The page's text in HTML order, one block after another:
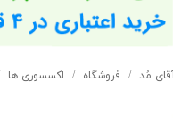
مُد فروشگاه اکسسوری ها